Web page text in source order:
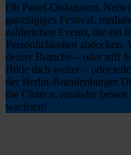
Ob Panel-Diskussion,
ganztägiges Festival:
zahlreichen Events, die ein
Persönlichkeiten abdecken.
deiner Branche – oder triff
Bilde dich weiter – oder
der Berlin-Brandenburger
die Chance, einander
wachsen!